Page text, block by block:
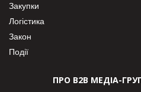
Закупки
Логістика
Закон
Події
ПРО В2В МЕДІА-